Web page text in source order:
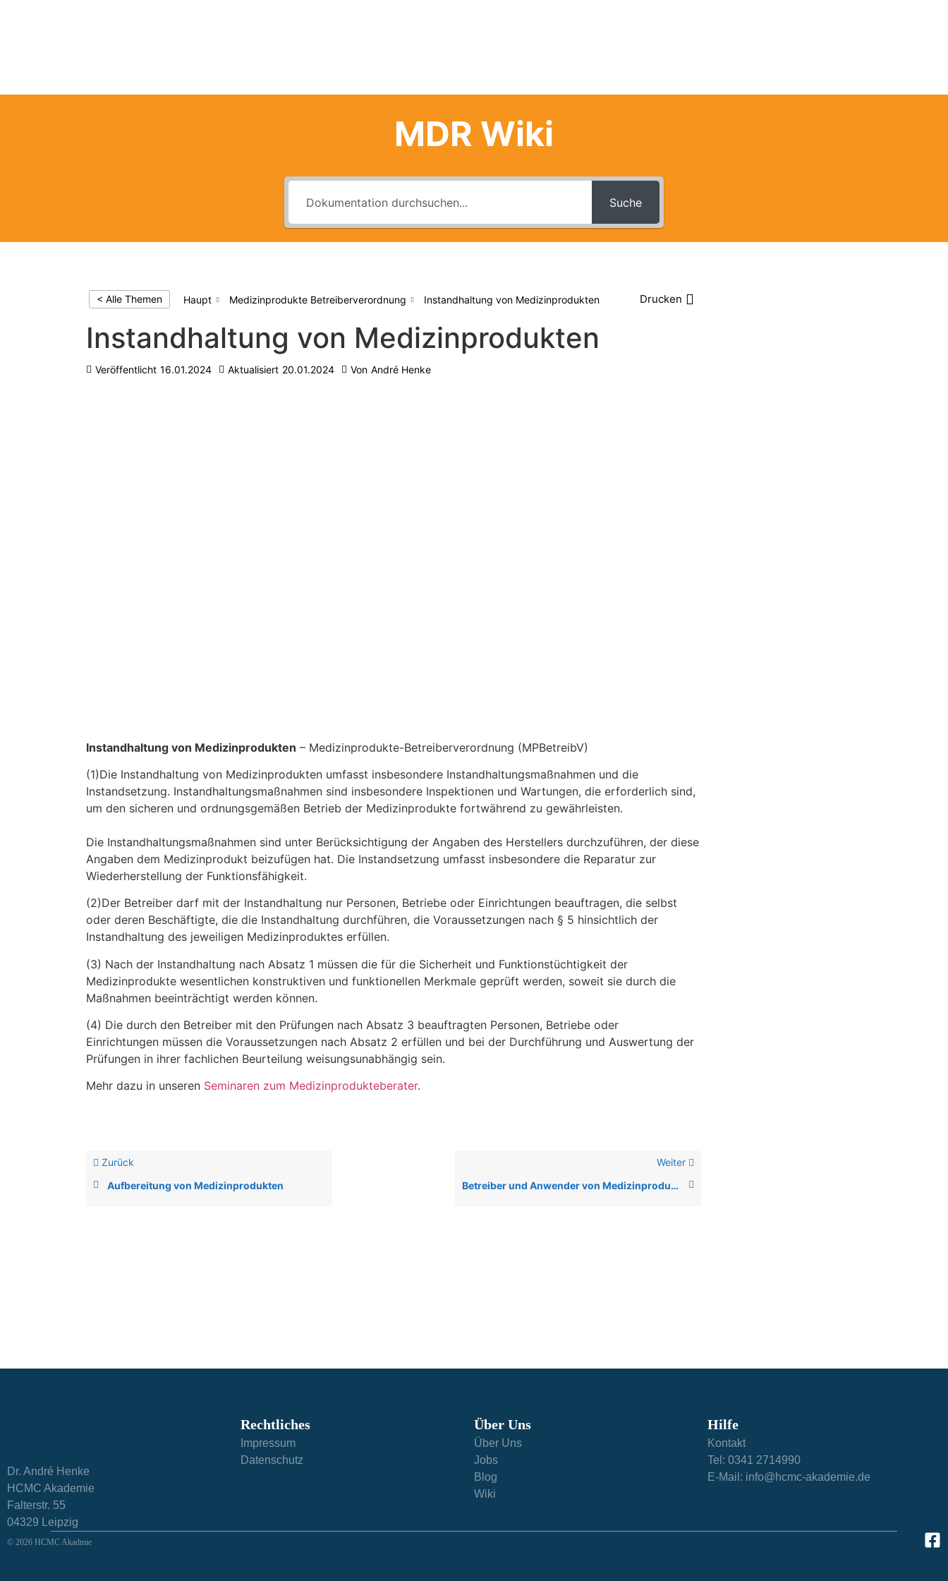
MDR Wiki
Suche
< Alle Themen Haupt Medizinprodukte Betreiberverordnung Instandhaltung von Medizinprodukten Drucken
Instandhaltung von Medizinprodukten
Veröffentlicht 16.01.2024 Aktualisiert 20.01.2024 Von André Henke
Instandhaltung von Medizinprodukten – Medizinprodukte-Betreiberverordnung (MPBetreibV)
(1)Die Instandhaltung von Medizinprodukten umfasst insbesondere Instandhaltungsmaßnahmen und die
Instandsetzung. Instandhaltungsmaßnahmen sind insbesondere Inspektionen und Wartungen, die erforderlich sind,
um den sicheren und ordnungsgemäßen Betrieb der Medizinprodukte fortwährend zu gewährleisten.
Die Instandhaltungsmaßnahmen sind unter Berücksichtigung der Angaben des Herstellers durchzuführen, der diese
Angaben dem Medizinprodukt beizufügen hat. Die Instandsetzung umfasst insbesondere die Reparatur zur
Wiederherstellung der Funktionsfähigkeit.
(2)Der Betreiber darf mit der Instandhaltung nur Personen, Betriebe oder Einrichtungen beauftragen, die selbst
oder deren Beschäftigte, die die Instandhaltung durchführen, die Voraussetzungen nach § 5 hinsichtlich der
Instandhaltung des jeweiligen Medizinproduktes erfüllen.
(3) Nach der Instandhaltung nach Absatz 1 müssen die für die Sicherheit und Funktionstüchtigkeit der
Medizinprodukte wesentlichen konstruktiven und funktionellen Merkmale geprüft werden, soweit sie durch die
Maßnahmen beeinträchtigt werden können.
(4) Die durch den Betreiber mit den Prüfungen nach Absatz 3 beauftragten Personen, Betriebe oder
Einrichtungen müssen die Voraussetzungen nach Absatz 2 erfüllen und bei der Durchführung und Auswertung der
Prüfungen in ihrer fachlichen Beurteilung weisungsunabhängig sein.
Mehr dazu in unseren Seminaren zum Medizinprodukteberater.
Zurück
Aufbereitung von Medizinprodukten
Weiter
Betreiber und Anwender von Medizinprodukten
Dr. André Henke
HCMC Akademie
Falterstr. 55
04329 Leipzig
Rechtliches
Impressum
Datenschutz
Über Uns
Über Uns
Jobs
Blog
Wiki
Hilfe​
Kontakt
Tel: 0341 2714990
E-Mail: info@hcmc-akademie.de
© 2026 HCMC Akadmie